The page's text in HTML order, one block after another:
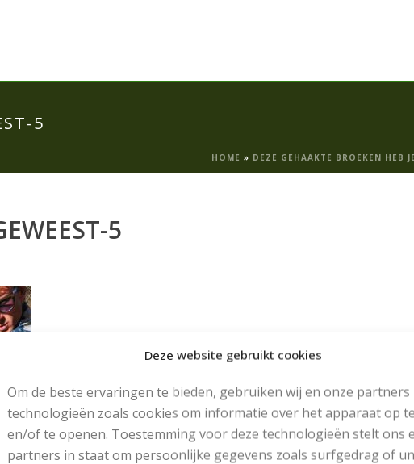
Deze website gebruikt cookies
Om de beste ervaringen te bieden, gebruiken wij en onze partners
technologieën zoals cookies om informatie over het apparaat op
en/of te openen. Toestemming voor deze technologieën stelt ons
partners in staat om persoonlijke gegevens zoals surfgedrag of
5
HOME » DEZE GEHAAKTE BROEKEN HEB
5